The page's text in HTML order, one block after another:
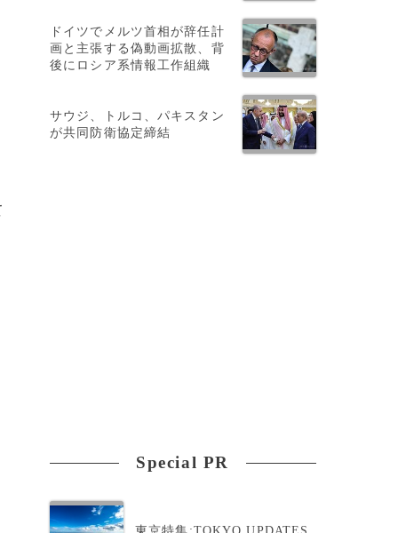
ドイツでメルツ首相が辞任計
画と主張する偽動画拡散、背
後にロシア系情報工作組織
サウジ、トルコ、パキスタン
が共同防衛協定締結
Special PR
東京特集:TOKYO UPDATES